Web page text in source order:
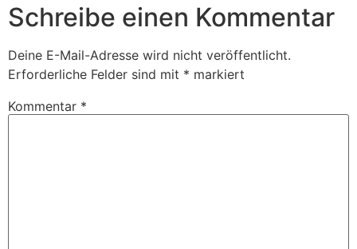
Schreibe einen Kommentar
Deine E-Mail-Adresse wird nicht veröffentlicht.
Erforderliche Felder sind mit * markiert
Kommentar *